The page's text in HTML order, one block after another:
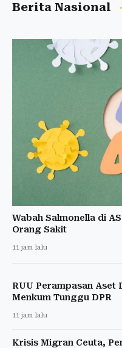
Berita Nasional
Wabah Salmonella di
Orang Sakit
11 jam lalu
RUU Perampasan Aset
Menkum Tunggu DPR
11 jam lalu
Krisis Migran Ceuta,